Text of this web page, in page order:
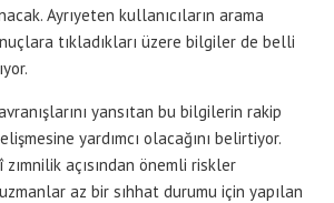
Ayrıyeten kullanıcıların arama
tıkladıkları üzere bilgiler de belli
yansıtan bu bilgilerin rakip
yardımcı olacağını belirtiyor.
açısından önemli riskler
uzmanlar az bir sıhhat durumu için yapılan